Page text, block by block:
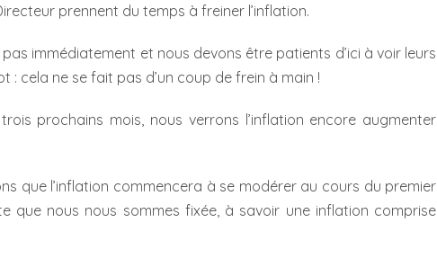
prennent du temps à freiner l’inflation.
immédiatement et nous devons être patients d’ici à voir leurs
cela ne se fait pas d’un coup de frein à main !
prochains mois, nous verrons l’inflation encore augmenter
que l’inflation commencera à se modérer au cours du premier
que nous nous sommes fixée, à savoir une inflation comprise